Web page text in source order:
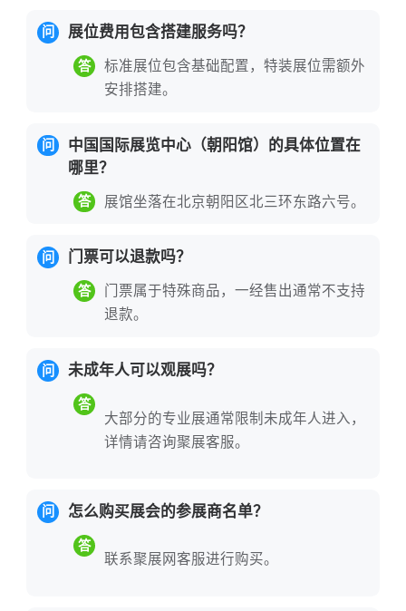
军企业同台竞技，河北省、山西省、哈尔
滨展团等国内产业集群集中亮相，共同构
筑从本土标杆到国际平台的产业生态。
可持续”三大行业趋势，构筑产学研用深度
融合的技术高地。
津冀饭店餐饮业发展论坛、北京智慧酒店
尚杯”餐饮大赛等20余场专业活动。2026
年展会以“鼎新食代，味启新程”为主题，
聚焦酒店餐饮行业绿色化、品牌化、数字
业落地的全链条赋能。
对于中国企业而言，该展会是开拓北方市
场、链接国际资源、展示创新实力的战略
行业资源，为本土企业提供品牌破圈的“加
速器”，为特色品牌快速渗透区域市场提供
高效通道。参展企业可借助这一平台对接
问 展位费用包含搭建服务吗？
答
标准展位包含基础配置，特装展位需额外
安排搭建。
问
中国国际展览中心（朝阳馆）的具体位置在
哪里？
答 展馆坐落在北京朝阳区北三环东路六号。
问 门票可以退款吗？
答
门票属于特殊商品，一经售出通常不支持
退款。
问 未成年人可以观展吗？
答
大部分的专业展通常限制未成年人进入，
详情请咨询聚展客服。
问 怎么购买展会的参展商名单？
答
联系聚展网客服进行购买。